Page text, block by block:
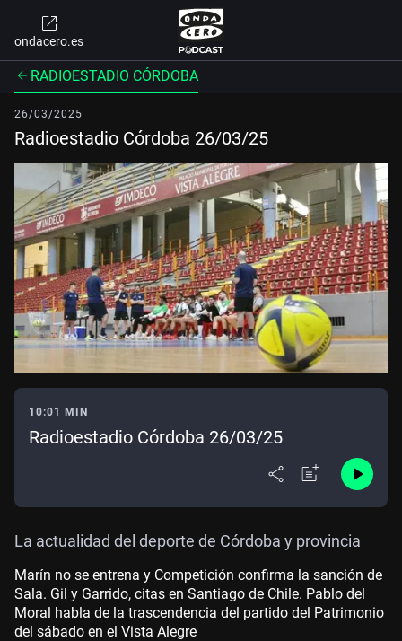
ondacero.es
RADIOESTADIO CÓRDOBA
26/03/2025
Radioestadio Córdoba 26/03/25
10:01 MIN
Radioestadio Córdoba 26/03/25
La actualidad del deporte de Córdoba y provincia
Marín no se entrena y Competición confirma la sanción de
Sala. Gil y Garrido, citas en Santiago de Chile. Pablo del
Moral habla de la trascendencia del partido del Patrimonio
del sábado en el Vista Alegre